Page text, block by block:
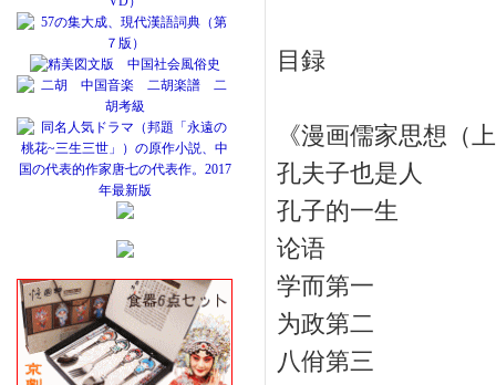
目録
《漫画儒家思想（
孔夫子也是人
孔子的一生
论语
学而第一
为政第二
八佾第三